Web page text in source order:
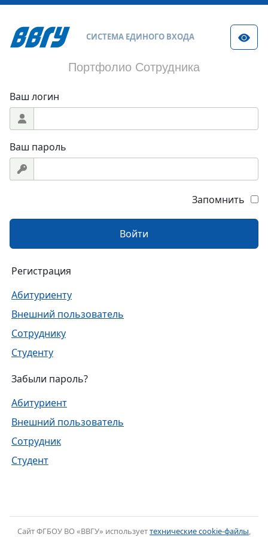
СИСТЕМА ЕДИНОГО ВХОДА
Портфолио Сотрудника
Ваш логин
Ваш пароль
Запомнить
Войти
Регистрация
Абитуриенту
Внешний пользователь
Сотруднику
Студенту
Забыли пароль?
Абитуриент
Внешний пользователь
Сотрудник
Студент
Cайт ФГБОУ ВО «ВВГУ» используеттехнические cookie-файлы,